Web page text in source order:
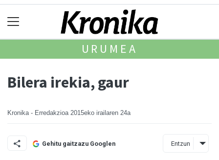
URUMEA
Bilera irekia, gaur
Kronika - Erredakzioa 2015eko irailaren 24a
Gehitu gaitzazu Googlen Entzun